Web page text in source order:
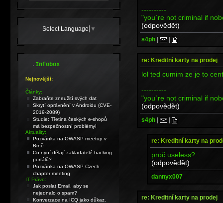
----------
"you`re not criminal if
(odpovědět)
s4ph | |
re: Kreditní karty na prodej
lol ted cumim ze je to
----------
"you`re not criminal if
(odpovědět)
s4ph | |
re: Kreditní karty na
proč useless?
(odpovědět)
dannyx007
re: Kreditní karty na prodej
Select Language ▼
.Infobox
Nejnovější:
Články:
Zabraňte zneužití svých dat
Skrytí oprávnění v Androidu (CVE-
2019-2089)
Studie: Třetina českých e-shopů
má bezpečnostní problémy!
Aktuality:
Pozvánka na OWASP meetup v
Brně
Co nyní dělají zakladatelé hacking
portálů?
Pozvánka na OWASP Czech
chapter meeting
IT Právo:
Jak poslat Email, aby se
nejednalo o spam?
Konverzace na ICQ jako důkaz.